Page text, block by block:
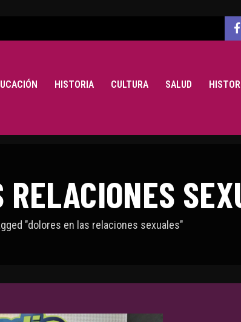
HISTORIA CULTURA SALUD
"dolores en las relaciones sexuales"